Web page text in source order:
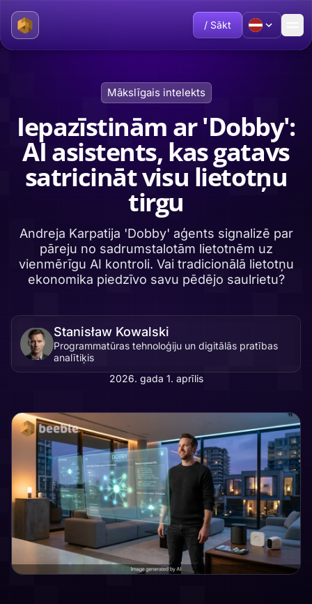
/ Sākt
Mākslīgais intelekts
Iepazīstinām ar 'Dobby':
AI asistents, kas gatavs
satricināt visu lietotņu
tirgu
Andreja Karpatija 'Dobby' aģents signalizē par
pāreju no sadrumstalotām lietotnēm uz
vienmērīgu AI kontroli. Vai tradicionālā lietotņu
ekonomika piedzīvo savu pēdējo saulrietu?
Stanisław Kowalski
Programmatūras tehnoloģiju un digitālās pratības
analītiķis
2026. gada 1. aprīlis